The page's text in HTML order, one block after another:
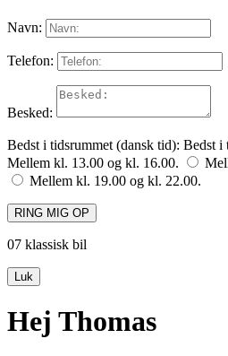
Navn:
Telefon:
Besked:
Bedst i tidsrummet (dansk tid): Bedst i
Mellem kl. 13.00 og kl. 16.00.
Mellem kl. 19.00 og kl. 22.00.
RING MIG OP
07 klassisk bil
Luk
Hej Thomas